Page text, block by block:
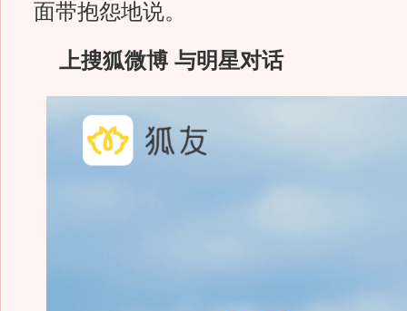
面带抱怨地说。
上搜狐微博 与明星对话